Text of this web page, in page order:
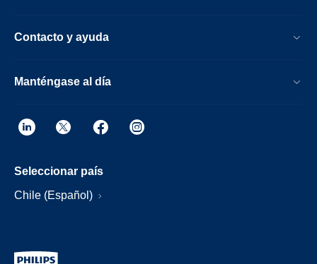
Contacto y ayuda
Manténgase al día
Seleccionar país
Chile (Español)